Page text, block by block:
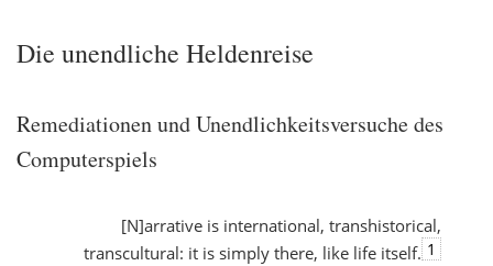
Die unendliche Heldenreise
Remediationen und Unendlichkeitsversuche des
Computerspiels
[N]arrative is international, transhistorical,
transcultural: it is simply there, like life itself. 1